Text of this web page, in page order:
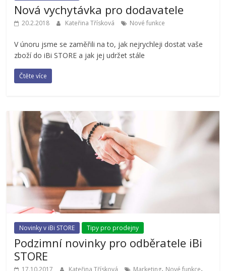
Nová vychytávka pro dodavatele
20.2.2018 Kateřina Třísková Nové funkce
V únoru jsme se zaměřili na to, jak nejrychleji dostat vaše
zboží do iBi STORE a jak jej udržet stále
Čtěte více
Novinky v iBi STORE Tipy pro prodejny
Podzimní novinky pro odběratele iBi
STORE
, ,